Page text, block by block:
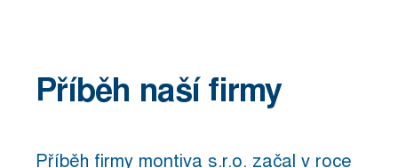
Příběh naší firmy
Příběh firmy montiva s.r.o. začal v roce